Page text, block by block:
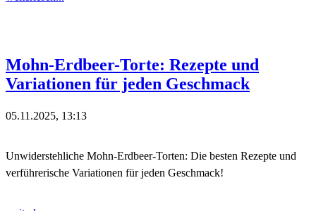
Mohn-Erdbeer-Torte: Rezepte und
Variationen für jeden Geschmack
05.11.2025, 13:13
Unwiderstehliche Mohn-Erdbeer-Torten: Die besten Rezepte und
verführerische Variationen für jeden Geschmack!